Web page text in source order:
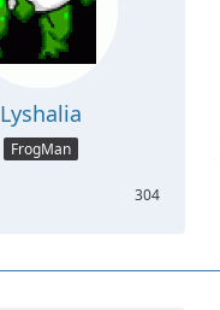
Lyshalia
FrogMan
304